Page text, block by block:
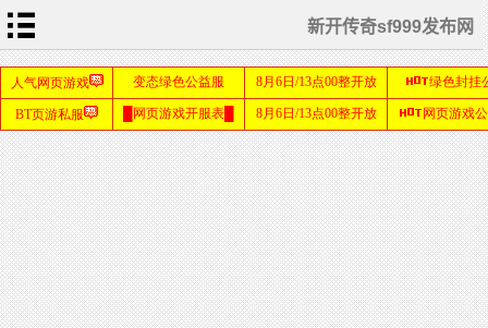
新开传奇sf999发布网
首
页
游
戏
攻
略
私
服
教
程
游
戏
资
讯